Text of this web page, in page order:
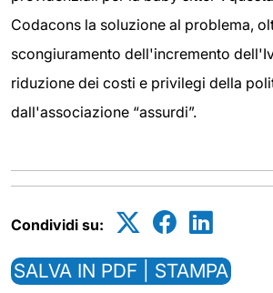
Codacons la soluzione al problema,
scongiuramento dell'incremento
riduzione dei costi e privilegi della
dall'associazione “assurdi”.
Condividi su:
SALVA IN PDF | STAMPA